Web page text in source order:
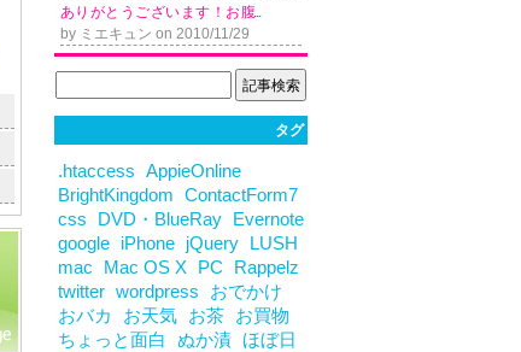
あ り が と う ご ざ い ま す ！ お 腹...
by ミエキュン on 2010/11/29
タグ
.htaccess
AppieOnline
BrightKingdom
ContactForm7
css
DVD・BlueRay
Evernote
google
iPhone jQuery
LUSH
mac
Mac OS X PC
Rappelz
twitter wordpress
おでかけ
おバカ
お天気 お茶
お買物
ちょっと面白
ぬか漬 ほぼ日